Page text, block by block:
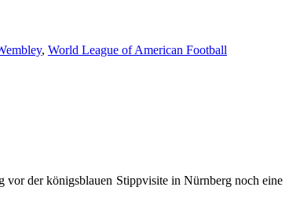
, World League of American Football
der königsblauen Stippvisite in Nürnberg noch eine